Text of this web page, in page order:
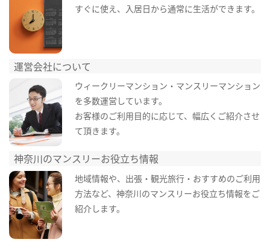
すぐに使え、入居日から通常に生活ができます。
運営会社について
ウィークリーマンション・マンスリーマンション
を多数運営しています。
お客様のご利用目的に応じて、幅広くご紹介させ
て頂きます。
神奈川のマンスリーお役立ち情報
地域情報や、出張・観光旅行・おすすめのご利用
方法など、神奈川のマンスリーお役立ち情報をご
紹介します。